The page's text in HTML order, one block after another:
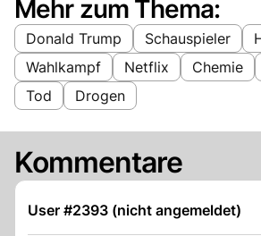
Mehr zum Thema:
Donald Trump Schauspieler
Wahlkampf
Netflix Chemie
Tod
Drogen
Kommentare
User #2393 (nicht angemeldet)